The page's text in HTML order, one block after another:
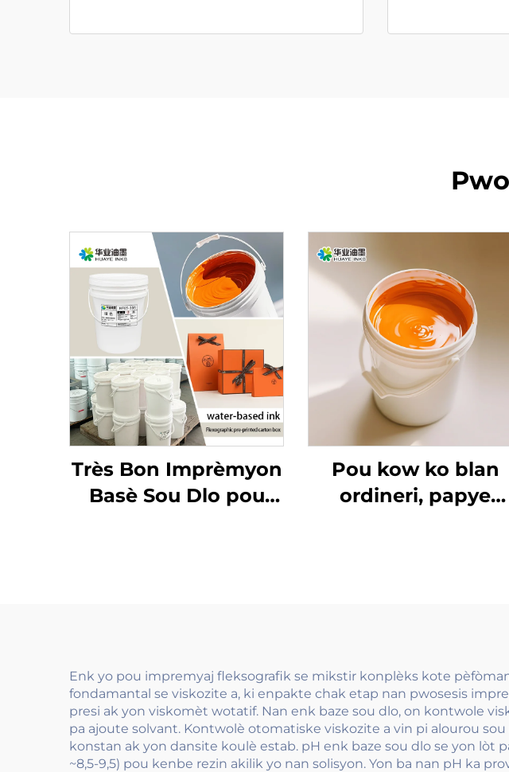
Très Bon Imprèmyon
Basè Sou Dlo pou
Pou kow ko blan
ordineri, papye
Enk yo pou impremyaj fleksografik se mikstir konplèks kote
fondamantal se viskozite a, ki enpakte chak etap nan pwosesis
presi ak yon viskomèt wotatif. Nan enk baze sou dlo, on kontwole
pa ajoute solvant. Kontwolè otomatiske viskozite a vin pi alourou
konstan ak yon dansite koulè estab. pH enk baze sou dlo se yon lòt
~8,5-9,5) pou kenbe rezin akilik yo nan solisyon. Yon ba nan pH ka